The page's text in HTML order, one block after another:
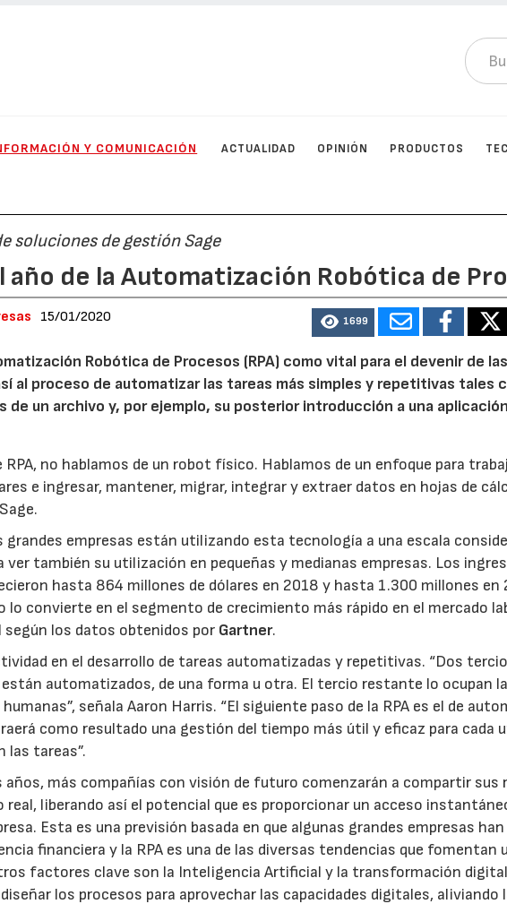
Y COMUNICACIÓN ACTUALIDAD OPINIÓN PRODUCTOS
soluciones de gestión Sage
año de la Automatización Robótica de
15/01/2020 1699
Robótica de Procesos (RPA) como vital para el devenir de
al proceso de automatizar las tareas más simples y repetitivas tales
de un archivo y, por ejemplo, su posterior introducción a una
RPA, no hablamos de un robot físico. Hablamos de un enfoque para
e ingresar, mantener, migrar, integrar y extraer datos en hojas de
empresas están utilizando esta tecnología a una escala
ver también su utilización en pequeñas y medianas empresas. Los
hasta 864 millones de dólares en 2018 y hasta 1.300 millones en
convierte en el segmento de crecimiento más rápido en el mercado
los datos obtenidos por Gartner.
en el desarrollo de tareas automatizadas y repetitivas. “Dos
automatizados, de una forma u otra. El tercio restante lo ocupan
señala Aaron Harris. “El siguiente paso de la RPA es el de
como resultado una gestión del tiempo más útil y eficaz para cada
las tareas”.
años, más compañías con visión de futuro comenzarán a compartir sus
liberando así el potencial que es proporcionar un acceso
Esta es una previsión basada en que algunas grandes empresas
financiera y la RPA es una de las diversas tendencias que fomentan
factores clave son la Inteligencia Artificial y la transformación
los procesos para aprovechar las capacidades digitales, aliviando